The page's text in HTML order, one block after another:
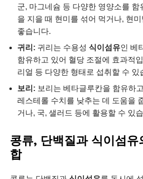
군, 마그네슘 등 다양한 영양소를 함
을 지을 때 현미를 섞어 먹거나, 현미
좋습니다.
귀리: 귀리는 수용성 식이섬유인 베
함유하고 있어 혈당 조절에 효과적
리얼 등 다양한 형태로 섭취할 수 있
보리: 보리는 베타글루칸을 함유하
레스테롤 수치를 낮추는 데 도움을
거나, 국, 샐러드 등에 활용할 수 있
콩류, 단백질과 식이섬유
합